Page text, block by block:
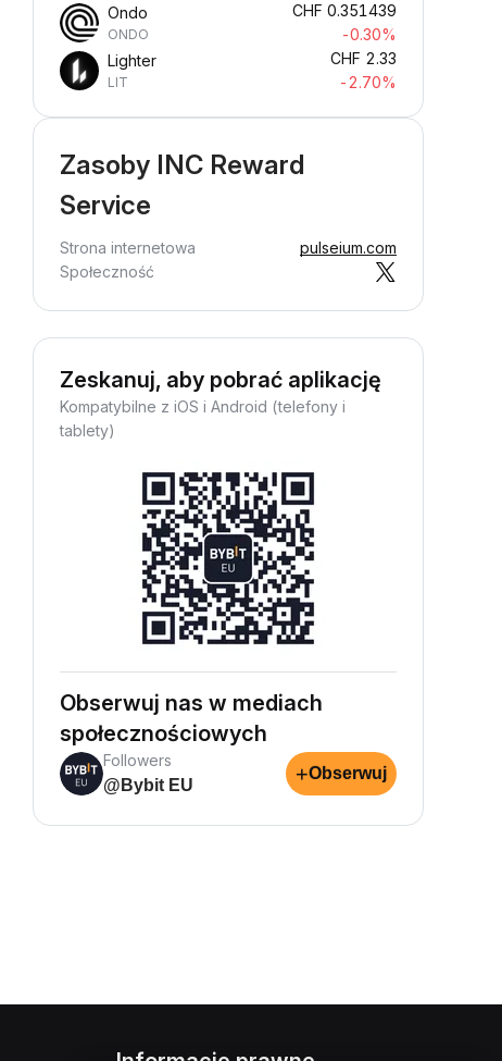
Ondo
ONDO
CHF 0.351439
-0.30%
Lighter
LIT
CHF 2.33
-2.70%
Zasoby INC Reward
Service
Strona internetowa
pulseium.com
Społeczność
Zeskanuj, aby pobrać aplikację
Kompatybilne z iOS i Android (telefony i
tablety)
Obserwuj nas w mediach
społecznościowych
Followers
@Bybit EU
+Obserwuj